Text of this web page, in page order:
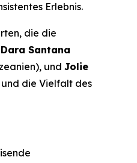
Erlebnis.
die die
Dara Santana
und Jolie
die Vielfalt des